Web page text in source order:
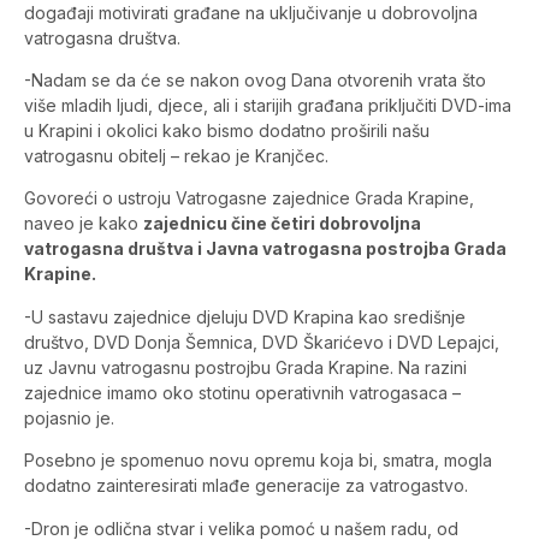
događaji motivirati građane na uključivanje u dobrovoljna
vatrogasna društva.
-Nadam se da će se nakon ovog Dana otvorenih vrata što
više mladih ljudi, djece, ali i starijih građana priključiti DVD-ima
u Krapini i okolici kako bismo dodatno proširili našu
vatrogasnu obitelj – rekao je Kranjčec.
Govoreći o ustroju Vatrogasne zajednice Grada Krapine,
naveo je kako zajednicu čine četiri dobrovoljna
vatrogasna društva i Javna vatrogasna postrojba Grada
Krapine.
-U sastavu zajednice djeluju DVD Krapina kao središnje
društvo, DVD Donja Šemnica, DVD Škarićevo i DVD Lepajci,
uz Javnu vatrogasnu postrojbu Grada Krapine. Na razini
zajednice imamo oko stotinu operativnih vatrogasaca –
pojasnio je.
Posebno je spomenuo novu opremu koja bi, smatra, mogla
dodatno zainteresirati mlađe generacije za vatrogastvo.
-Dron je odlična stvar i velika pomoć u našem radu, od